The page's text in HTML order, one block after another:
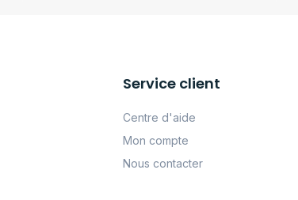
Service client
Centre d'aide
Mon compte
Nous contacter